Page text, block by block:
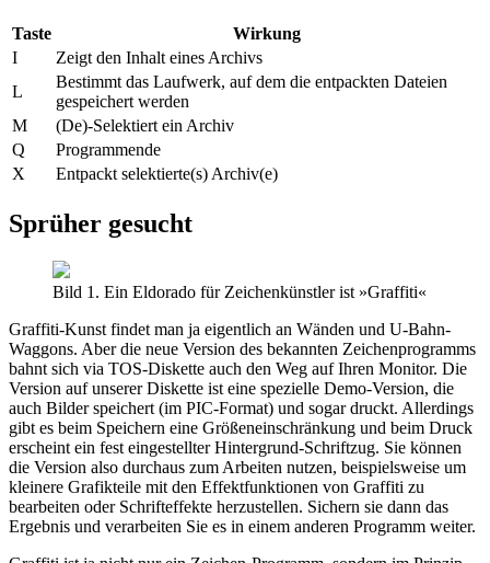
Taste
Wirkung
I
Zeigt den Inhalt eines Archivs
L
Bestimmt das Laufwerk, auf dem die entpackten Dateien
gespeichert werden
M
(De)-Selektiert ein Archiv
Q
Programmende
X
Entpackt selektierte(s) Archiv(e)
Sprüher gesucht
Bild 1. Ein Eldorado für Zeichenkünstler ist »Graffiti«
Graffiti-Kunst findet man ja eigentlich an Wänden und U-Bahn-
Waggons. Aber die neue Version des bekannten Zeichenprogramms
bahnt sich via TOS-Diskette auch den Weg auf Ihren Monitor. Die
Version auf unserer Diskette ist eine spezielle Demo-Version, die
auch Bilder speichert (im PIC-Format) und sogar druckt. Allerdings
gibt es beim Speichern eine Größeneinschränkung und beim Druck
erscheint ein fest eingestellter Hintergrund-Schriftzug. Sie können
die Version also durchaus zum Arbeiten nutzen, beispielsweise um
kleinere Grafikteile mit den Effektfunktionen von Graffiti zu
bearbeiten oder Schrifteffekte herzustellen. Sichern sie dann das
Ergebnis und verarbeiten Sie es in einem anderen Programm weiter.